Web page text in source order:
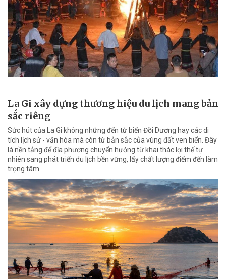
La Gi xây dựng thương hiệu du lịch mang bản
sắc riêng
Sức hút của La Gi không những đến từ biển Đồi Dương hay các di
tích lịch sử - văn hóa mà còn từ bản sắc của vùng đất ven biển. Đây
là nền tảng để địa phương chuyển hướng từ khai thác lợi thế tự
nhiên sang phát triển du lịch bền vững, lấy chất lượng điểm đến làm
trọng tâm.